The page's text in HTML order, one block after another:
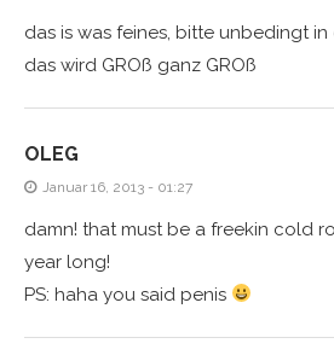
das is was feines, bitte unbedingt
das wird GROß ganz GROß
OLEG
Januar 16, 2013 - 01:27
damn! that must be a freekin cold
year long!
PS: haha you said penis